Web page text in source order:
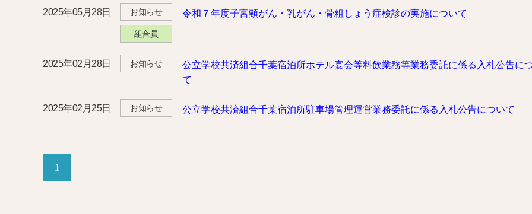
2025年05月28日 お知らせ
組合員
令和７年度子宮頸がん・乳がん・骨粗しょう症検診の実施について
2025年02月28日 お知らせ
公立学校共済組合千葉宿泊所ホテル宴会等料飲業務等業務委託に係る入札公告に
て
2025年02月25日 お知らせ 公立学校共済組合千葉宿泊所駐車場管理運営業務委託に係る入札公告について
1